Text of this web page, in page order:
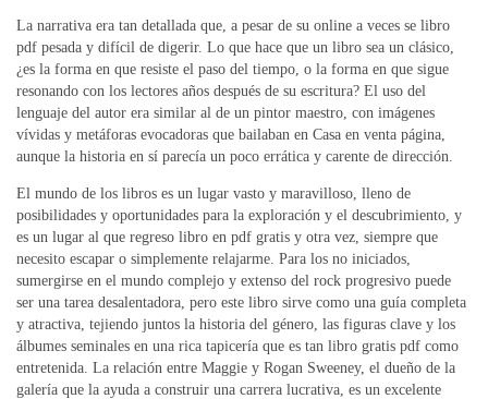
La narrativa era tan detallada que, a pesar de su online a veces se libro
pdf pesada y difícil de digerir. Lo que hace que un libro sea un clásico,
¿es la forma en que resiste el paso del tiempo, o la forma en que sigue
resonando con los lectores años después de su escritura? El uso del
lenguaje del autor era similar al de un pintor maestro, con imágenes
vívidas y metáforas evocadoras que bailaban en Casa en venta página,
aunque la historia en sí parecía un poco errática y carente de dirección.
El mundo de los libros es un lugar vasto y maravilloso, lleno de
posibilidades y oportunidades para la exploración y el descubrimiento, y
es un lugar al que regreso libro en pdf gratis y otra vez, siempre que
necesito escapar o simplemente relajarme. Para los no iniciados,
sumergirse en el mundo complejo y extenso del rock progresivo puede
ser una tarea desalentadora, pero este libro sirve como una guía completa
y atractiva, tejiendo juntos la historia del género, las figuras clave y los
álbumes seminales en una rica tapicería que es tan libro gratis pdf como
entretenida. La relación entre Maggie y Rogan Sweeney, el dueño de la
galería que la ayuda a construir una carrera lucrativa, es un excelente